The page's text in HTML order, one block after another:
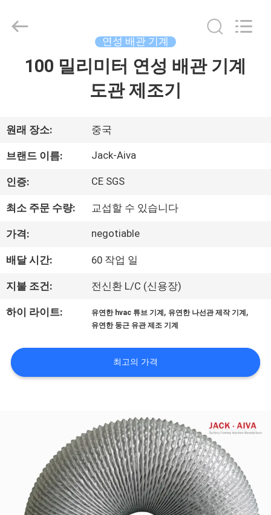
품
우
리
한
것
장
JACK-
연성 배관 기계
100 밀리미터 연성 배관 기계
도관 제조기
원래 장소: 중국
브랜드 이름: Jack-Aiva
인증: CE SGS
최소 주문 수량: 교섭할 수 있습니다
가격: negotiable
배달 시간: 60 작업 일
지불 조건: 전신환 L/C (신용장)
하이 라이트: 유연한 hvac 튜브 기계 , 유연한 나선관 제작 기계 ,
유연한 둥근 유관 제조 기계
최고의 가격